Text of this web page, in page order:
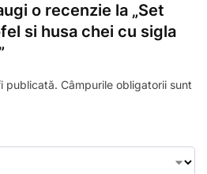
o recenzie la „Set
si husa chei cu sigla
publicată. Câmpurile obligatorii sunt